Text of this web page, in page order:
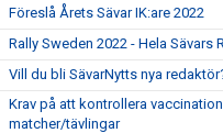
Föreslå Årets Sävar IK:are 2022
Rally Sweden 2022 - Hela Sävars
Vill du bli SävarNytts nya
Krav på att kontrollera
matcher/tävlingar